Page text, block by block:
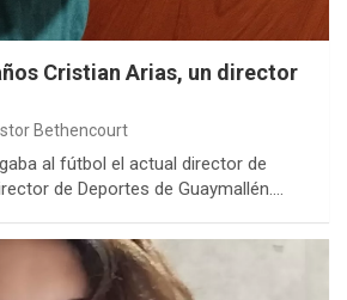
Cristian Arias, un director
Bethencourt
al fútbol el actual director de
de Deportes de Guaymallén.…